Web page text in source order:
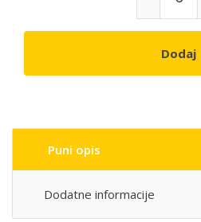
Dodaj
Puni opis
Dodatne informacije